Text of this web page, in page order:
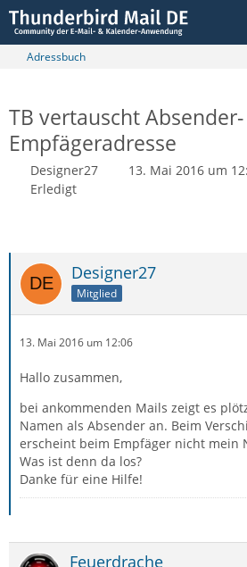
Adressbuch
TB vertauscht
Empfägeradresse
Designer27 13. Mai 2016 um
Erledigt
Designer27
Mitglied
13. Mai 2016 um 12:06
Hallo zusammen,
bei ankommenden Mails zeigt es
Namen als Absender an. Beim
erscheint beim Empfäger nicht mein
Was ist denn da los?
Danke für eine Hilfe!
Feuerdrache